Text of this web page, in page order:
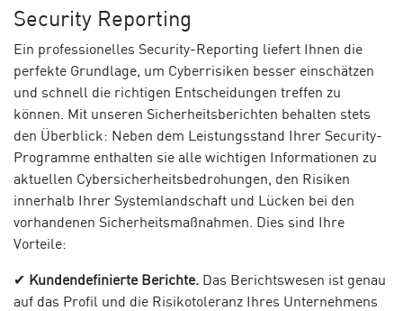
Security Reporting
Ein professionelles Security-Reporting liefert Ihnen die
perfekte Grundlage, um Cyberrisiken besser einschätzen
und schnell die richtigen Entscheidungen treffen zu
können. Mit unseren Sicherheitsberichten behalten stets
den Überblick: Neben dem Leistungsstand Ihrer Security-
Programme enthalten sie alle wichtigen Informationen zu
aktuellen Cybersicherheitsbedrohungen, den Risiken
innerhalb Ihrer Systemlandschaft und Lücken bei den
vorhandenen Sicherheitsmaßnahmen. Dies sind Ihre
Vorteile:
✔ Kundendefinierte Berichte. Das Berichtswesen ist genau
auf das Profil und die Risikotoleranz Ihres Unternehmens